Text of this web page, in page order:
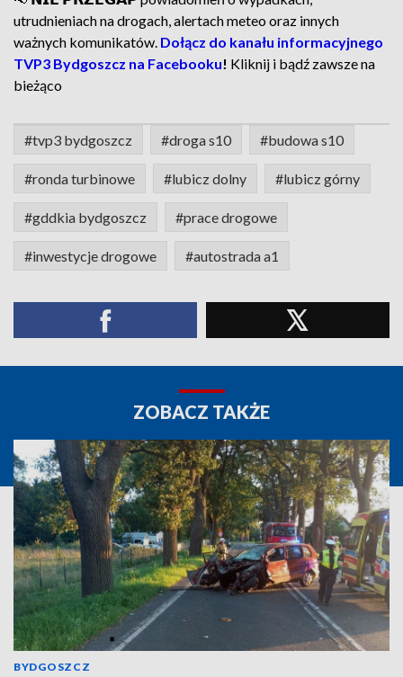
utrudnieniach na drogach, alertach meteo oraz innych
ważnych komunikatów. Dołącz do kanału informacyjnego
TVP3 Bydgoszcz na Facebooku! Kliknij i bądź zawsze na
bieżąco
#tvp3 bydgoszcz #droga s10 #budowa s10
#ronda turbinowe #lubicz dolny #lubicz górny
#gddkia bydgoszcz #prace drogowe
#inwestycje drogowe #autostrada a1
ZOBACZ TAKŻE
BYDGOSZCZ